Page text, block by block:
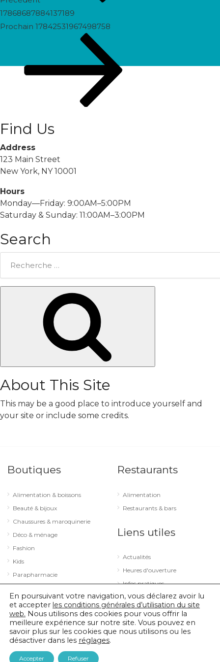
17868687884137189
Prochain
Prochain 17842531967498758
Find Us
Address
123 Main Street
New York, NY 10001
Hours
Monday—Friday: 9:00AM–5:00PM
Saturday & Sunday: 11:00AM–3:00PM
Search
About This Site
This may be a good place to introduce yourself and
your site or include some credits.
Boutiques
Alimentation & boissons
Beauté & bijoux
Chaussures & maroquinerie
Déco & ménage
Fashion
Kids
Parapharmacie
Sport & loisirs
Technologie & optique
Restaurants
Alimentation
Restaurants & bars
Liens utiles
Actualités
Heures d'ouverture
Infos pratiques
© 2026 City Concorde |Mentions légales
En poursuivant votre navigation, vous déclarez avoir lu
et accepter les conditions générales d’utilisation du site
web. Nous utilisons des cookies pour vous offrir la
meilleure expérience sur notre site. Vous pouvez en
savoir plus sur les cookies que nous utilisons ou les
désactiver dans les réglages.
Accepter Refuser